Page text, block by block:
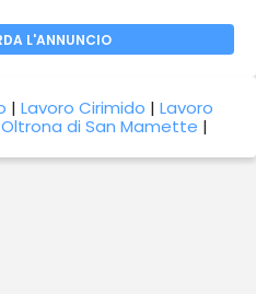
L'ANNUNCIO
|Lavoro Cirimido |Lavoro
di San Mamette |